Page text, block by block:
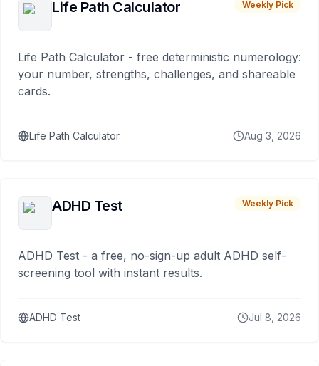
Life Path Calculator Weekly Pick
Life Path Calculator - free deterministic numerology:
your number, strengths, challenges, and shareable
cards.
Life Path Calculator Aug 3, 2026
ADHD Test Weekly Pick
ADHD Test - a free, no-sign-up adult ADHD self-
screening tool with instant results.
ADHD Test Jul 8, 2026